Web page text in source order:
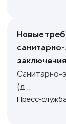
Новые
заключения
Санитарно-
(д...
Пресс-